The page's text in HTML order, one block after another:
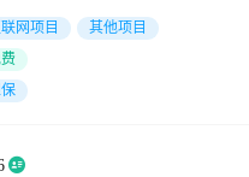
网项目 其他项目